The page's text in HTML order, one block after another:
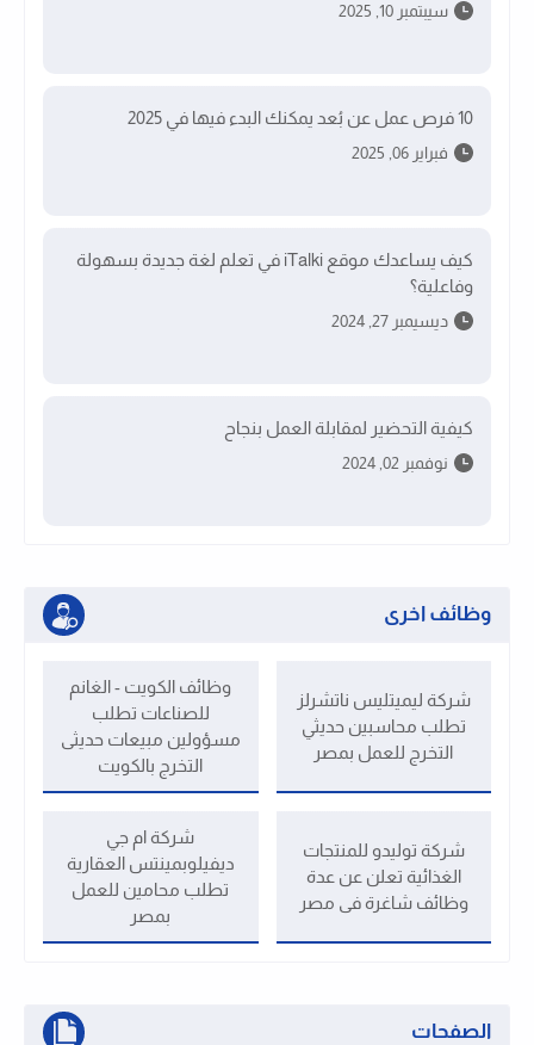
سيبتمبر 10, 2025
10 فرص عمل عن بُعد يمكنك البدء فيها في 2025
فبراير 06, 2025
كيف يساعدك موقع iTalki في تعلم لغة جديدة بسهولة
وفاعلية؟
ديسيمبر 27, 2024
كيفية التحضير لمقابلة العمل بنجاح
نوفمبر 02, 2024
وظائف اخرى
شركة ليميتليس ناتشرلز
تطلب محاسبين حديثي
التخرج للعمل بمصر
وظائف الكويت - الغانم
للصناعات تطلب
مسؤولين مبيعات حديثى
التخرج بالكويت
شركة توليدو للمنتجات
الغذائية تعلن عن عدة
وظائف شاغرة فى مصر
شركة ام جي
ديفيلوبمينتس العقارية
تطلب محامين للعمل
بمصر
الصفحات